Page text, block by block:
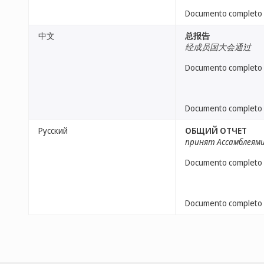
Documento completo
中文
总报告
经成员国大会通过
Documento completo
Documento completo
Русский
ОБЩИЙ ОТЧЕТ
принят
Documento completo
Documento completo